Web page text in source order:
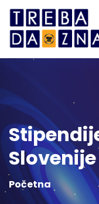
Slovenije
Početna